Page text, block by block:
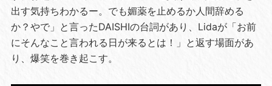
出す気持ちわかるー。でも媚薬を止めるか人間辞める
か？やで」と言ったDAISHIの台詞があり、Lidaが「お前
にそんなこと言われる日が来るとは！」と返す場面があ
り、爆笑を巻き起こす。